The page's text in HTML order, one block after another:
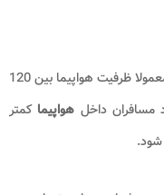
، معمولا ظرفیت هواپیما بین 120
مسافران داخل هواپیما کمتر
شود.